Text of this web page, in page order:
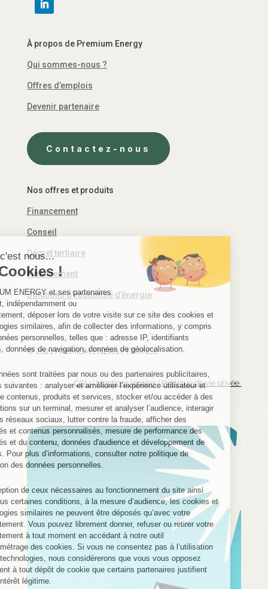
Salut c'est nous...
les Cookies !
PREMIUM ENERGY et ses partenaires
peuvent, indépendamment ou
conjointement, déposer lors de votre visite sur ce site des cookies et
technologies similaires, afin de collecter des informations, y compris
des données personnelles, telles que : adresse IP, identifiants
uniques, données de navigation, données de géolocalisation.
Ces données sont traitées par nous ou des partenaires publicitaires,
aux fins suivantes : analyser et améliorer l’expérience utilisateur et
l’offre de contenus, produits et services, stocker et/ou accéder à des
informations sur un terminal, mesurer et analyser l’audience, interagir
avec les réseaux sociaux, lutter contre la fraude, afficher des
publicités et contenus personnalisés, mesure de performance des
publicités et du contenu, données d'audience et développement de
produits. Pour plus d’informations, consulter notrepolitique de
protectiondes données personnelles.
A l’exception de ceux nécessaires au fonctionnement du site ainsi
que, sous certaines conditions, à la mesure d’audience, les cookies et
technologies similaires ne peuvent être déposés qu’avec votre
consentement. Vous pouvez librement donner, refuser ou retirer votre
consentement à tout moment en accédant à notre outil
de paramétrage des cookies. Si vous ne consentez pas à l’utilisation
de ces technologies, nous considérerons que vous vous opposez
également à tout dépôt de cookie que certains partenaires justifient
par un intérêt légitime.
À propos de Premium Energy
Qui sommes-nous ?
Offres d’emplois
Devenir partenaire
Contactez-nous
Nos offres et produits
Financement
Conseil
Décret tertiaire
Financement
Solutions d’économie d’énergie
© 2021 PREMIUM ENERGY FRANCE
CGU|Mentions légales|Politique de vie privée